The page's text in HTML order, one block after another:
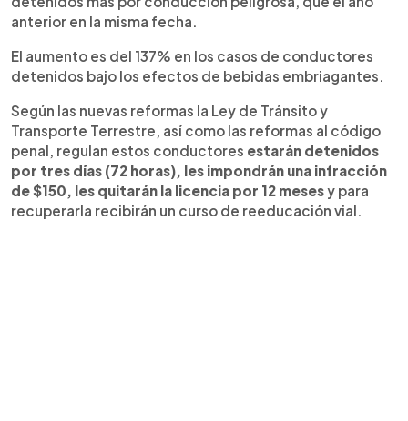
anterior en la misma fecha.
El aumento es del 137% en los casos de conductores
detenidos bajo los efectos de bebidas embriagantes.
Según las nuevas reformas la Ley de Tránsito y
Transporte Terrestre, así como las reformas al código
penal, regulan estos conductores estarán detenidos
por tres días (72 horas), les impondrán una infracción
de $150, les quitarán la licencia por 12 mesesy para
recuperarla recibirán un curso de reeducación vial.